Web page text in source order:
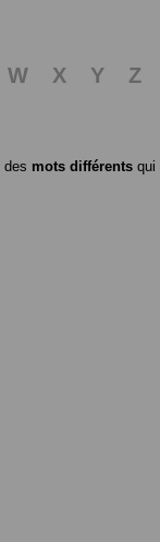
W X Y
Z
des mots différents qui